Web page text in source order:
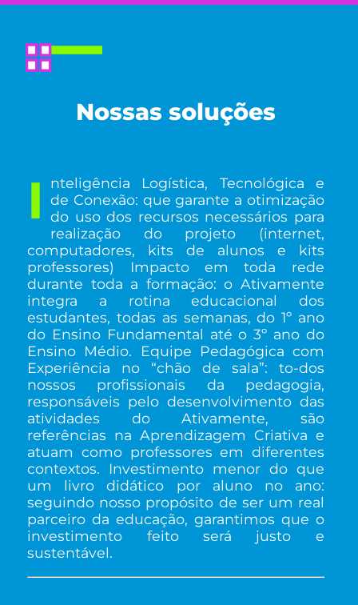
Nossas soluções
I
nteligência Logística, Tecnológica e
de Conexão: que garante a otimização
do uso dos recursos necessários para
realização do projeto (internet,
computadores, kits de alunos e kits
professores) Impacto em toda rede
durante toda a formação: o Ativamente
integra a rotina educacional dos
estudantes, todas as semanas, do 1º ano
do Ensino Fundamental até o 3º ano do
Ensino Médio. Equipe Pedagógica com
Experiência no “chão de sala”: to-dos
nossos profissionais da pedagogia,
responsáveis pelo desenvolvimento das
atividades do Ativamente, são
referências na Aprendizagem Criativa e
atuam como professores em diferentes
contextos. Investimento menor do que
um livro didático por aluno no ano:
seguindo nosso propósito de ser um real
parceiro da educação, garantimos que o
investimento feito será justo e
sustentável.